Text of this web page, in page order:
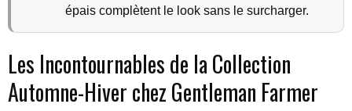
épais complètent le look sans le surcharger.
Les Incontournables de la Collection
Automne-Hiver chez Gentleman Farmer